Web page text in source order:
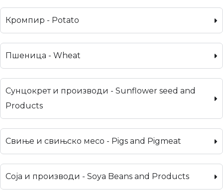
Кромпир - Potato
Пшеница - Wheat
Сунцокрет и производи - Sunflower seed and
Products
Свиње и свињско месо - Pigs and Pigmeat
Соја и производи - Soya Beans and Products